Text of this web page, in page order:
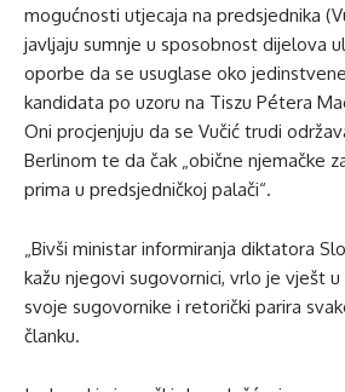
mogućnosti utjecaja na predsjednika
javljaju sumnje u sposobnost dijelova
oporbe da se usuglase oko
kandidata po uzoru na Tiszu Pétera
Oni procjenjuju da se Vučić trudi
Berlinom te da čak „obične njemačke
prima u predsjedničkoj palači“.
„Bivši ministar informiranja diktatora
kažu njegovi sugovornici, vrlo je vješt
svoje sugovornike i retorički parira
članku.